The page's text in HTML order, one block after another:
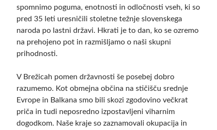
spomnimo poguma, enotnosti in odločnosti vseh, ki so
pred 35 leti uresničili stoletne težnje slovenskega
naroda po lastni državi. Hkrati je to dan, ko se ozremo
na prehojeno pot in razmišljamo o naši skupni
prihodnosti.
V Brežicah pomen državnosti še posebej dobro
razumemo. Kot obmejna občina na stičišču srednje
Evrope in Balkana smo bili skozi zgodovino večkrat
priča in tudi neposredno izpostavljeni viharnim
dogodkom. Naše kraje so zaznamovali okupacija in